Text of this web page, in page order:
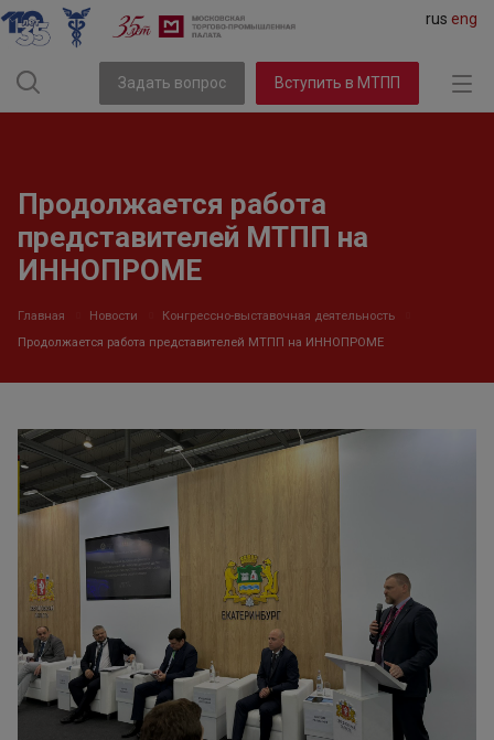
rus eng
Задать вопрос Вступить в МТПП
Продолжается работа
представителей МТПП на
ИННОПРОМЕ
Главная Новости
Конгрессно-выставочная деятельность
Продолжается работа представителей МТПП на ИННОПРОМЕ